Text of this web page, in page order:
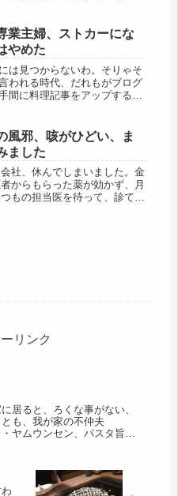
おきに、買い物は、タクシー
もう少しで、乗り越えそう
業主婦、ストカーにな
やめた
は見つからないわ。そりゃそ
われる時代、だれもがブログ
間に料理記事をアップするだ
風邪、咳がひどい、ま
ました
社、休んでしまいました。金
からもらった薬が効かず、月
もの担当医を待って、診ても
リンク
居ると、ろくな事がない、
も、我が家の不仲夫
ヤムウンセン、パスタ旨し